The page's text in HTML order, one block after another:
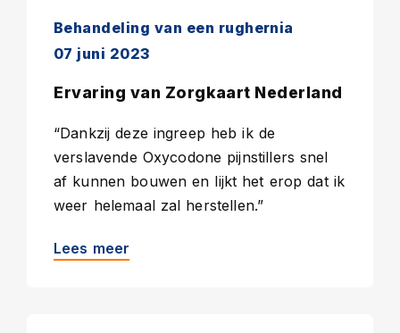
Behandeling van een rughernia
07 juni 2023
Ervaring van Zorgkaart Nederland
“Dankzij deze ingreep heb ik de
verslavende Oxycodone pijnstillers snel
af kunnen bouwen en lijkt het erop dat ik
weer helemaal zal herstellen.”
Lees meer